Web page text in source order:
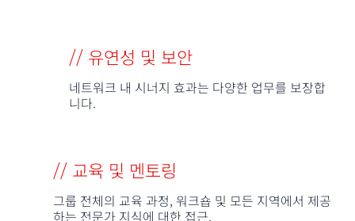
// 유연성 및 보안
네트워크 내 시너지 효과는 다양한 업무를 보장합
니다.
// 교육 및 멘토링
그룹 전체의 교육 과정, 워크숍 및 모든 지역에서 제공
하는 전문가 지식에 대한 접근.